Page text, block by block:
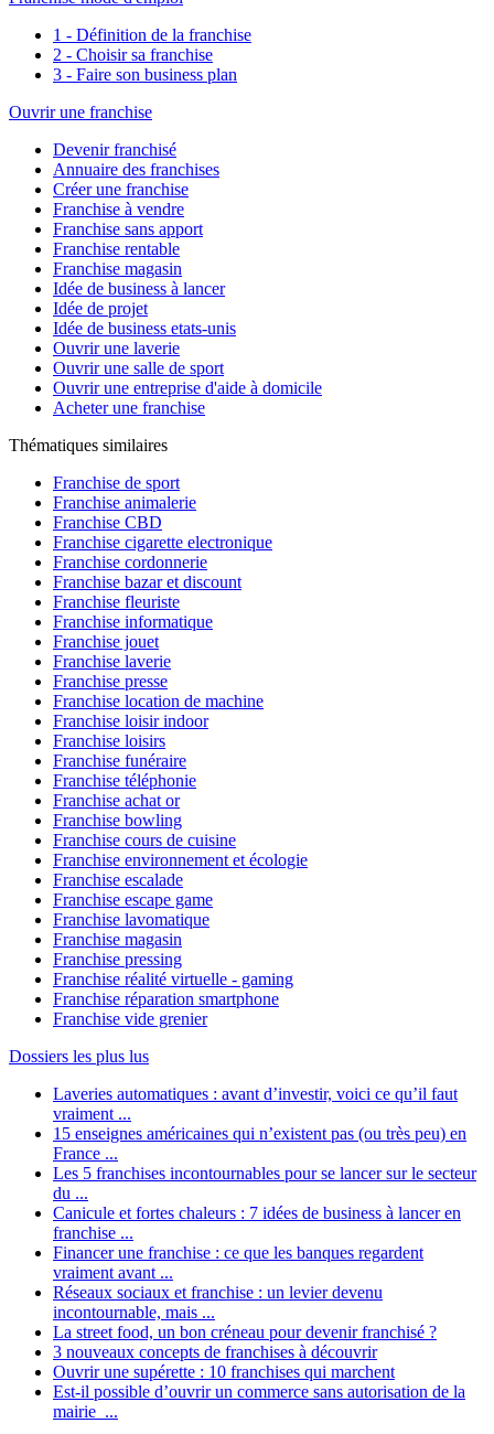
1 - Définition de la franchise
2 - Choisir sa franchise
3 - Faire son business plan
Ouvrir une franchise
Devenir franchisé
Annuaire des franchises
Créer une franchise
Franchise à vendre
Franchise sans apport
Franchise rentable
Franchise magasin
Idée de business à lancer
Idée de projet
Idée de business etats-unis
Ouvrir une laverie
Ouvrir une salle de sport
Ouvrir une entreprise d'aide à domicile
Acheter une franchise
Thématiques similaires
Franchise de sport
Franchise animalerie
Franchise CBD
Franchise cigarette electronique
Franchise cordonnerie
Franchise bazar et discount
Franchise fleuriste
Franchise informatique
Franchise jouet
Franchise laverie
Franchise presse
Franchise location de machine
Franchise loisir indoor
Franchise loisirs
Franchise funéraire
Franchise téléphonie
Franchise achat or
Franchise bowling
Franchise cours de cuisine
Franchise environnement et écologie
Franchise escalade
Franchise escape game
Franchise lavomatique
Franchise magasin
Franchise pressing
Franchise réalité virtuelle - gaming
Franchise réparation smartphone
Franchise vide grenier
Dossiers les plus lus
Laveries automatiques : avant d’investir, voici ce qu’il faut
vraiment ...
15 enseignes américaines qui n’existent pas (ou très peu) en
France ...
Les 5 franchises incontournables pour se lancer sur le secteur
du ...
Canicule et fortes chaleurs : 7 idées de business à lancer en
franchise ...
Financer une franchise : ce que les banques regardent
vraiment avant ...
Réseaux sociaux et franchise : un levier devenu
incontournable, mais ...
La street food, un bon créneau pour devenir franchisé ?
3 nouveaux concepts de franchises à découvrir
Ouvrir une supérette : 10 franchises qui marchent
Est-il possible d’ouvrir un commerce sans autorisation de la
mairie ...